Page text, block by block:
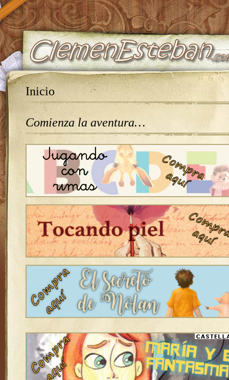
Inicio
Comienza la aventura…